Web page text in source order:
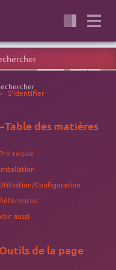
FICHIER SYSTÈME
permettant la
par le biais de
S'identifier
−Table des matières
Pré-requis
Installation
Utilisation/Configuration
Références
aussi
Outils de la page